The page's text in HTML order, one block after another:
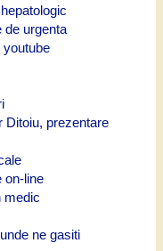
de urgenta
youtube
Ditoiu, prezentare
on-line
medic
ne gasiti